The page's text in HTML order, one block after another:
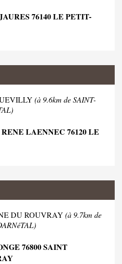
76140 LE PETIT-
(à 9.6km de SAINT-
LAENNEC 76120 LE
DU ROUVRAY (à 9.7km de
76800 SAINT